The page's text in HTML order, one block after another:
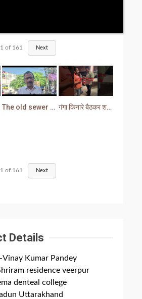
1 of 161 Next
The old sewer line has become a problem for the people. Sewer water is entering people's houses. गंगा किनारे बैठकर शराब पीना युवक को पड़ा भारी लोगों ने सिखा दी मर्यादा
1 of 161 Next
Details
Kumar Pandey
residence veerpur
denteal college
Uttarakhand